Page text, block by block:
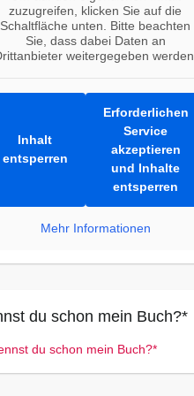
zuzugreifen, klicken Sie auf die
Schaltfläche unten. Bitte beachten
Sie, dass dabei Daten an
weitergegeben werden.
Inhalt
entsperren
Erforderlichen
Service
akzeptieren
und Inhalte
entsperren
Mehr Informationen
du schon mein Buch?*